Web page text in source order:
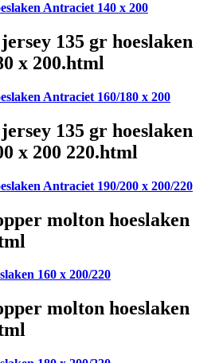
Antraciet 140 x 200
135 gr hoeslaken
x 200.html
Antraciet 160/180 x 200
135 gr hoeslaken
x 200 220.html
Antraciet 190/200 x 200/220
molton hoeslaken
160 x 200/220
molton hoeslaken